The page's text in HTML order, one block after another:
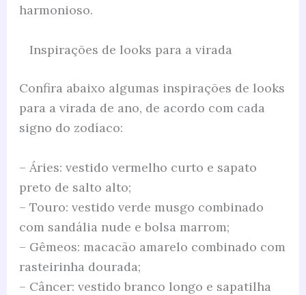
harmonioso.
Inspirações de looks para a virada
Confira abaixo algumas inspirações de looks
para a virada de ano, de acordo com cada
signo do zodíaco:
– Áries: vestido vermelho curto e sapato
preto de salto alto;
– Touro: vestido verde musgo combinado
com sandália nude e bolsa marrom;
– Gêmeos: macacão amarelo combinado com
rasteirinha dourada;
– Câncer: vestido branco longo e sapatilha